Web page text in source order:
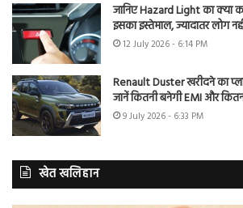
जानिए Hazard Light का
इसका इस्तेमाल, ज्यादातर लोग
12 July 2026 - 6:14 PM
Renault Duster खरीदने का
जानें कितनी बनेगी EMI और
9 July 2026 - 6:33 PM
खेत खलिहान